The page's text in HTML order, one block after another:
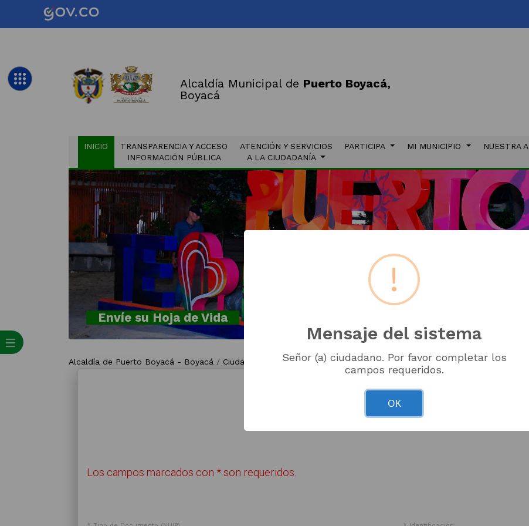
Alcaldía Municipal de Puerto Boyacá,
Boyacá
INICIO (CURRENT)
TRANSPARENCIA Y ACCESO
INFORMACIÓN PÚBLICA
ATENCIÓN Y SERVICIOS
A LA CIUDADANÍA
PARTICIPA MI MUNICIPIO NUESTRA
Envíe su Hoja de Vida
Alcaldía de Puerto Boyacá - Boyacá / Ciudadanos Trabaje con Nosotros/ Envíe su Hoja de Vida
​SOLICITUD TRÁMITE.
Los campos marcados con * son requeridos.
!
Mensaje del sistema
Señor (a) ciudadano. Por favor completar los
campos requeridos.
OK